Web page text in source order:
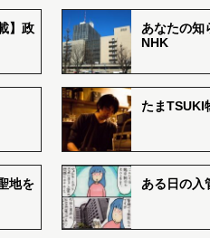
】政
あなたの知
NHK
たまTSUKI
地を
ある日の入